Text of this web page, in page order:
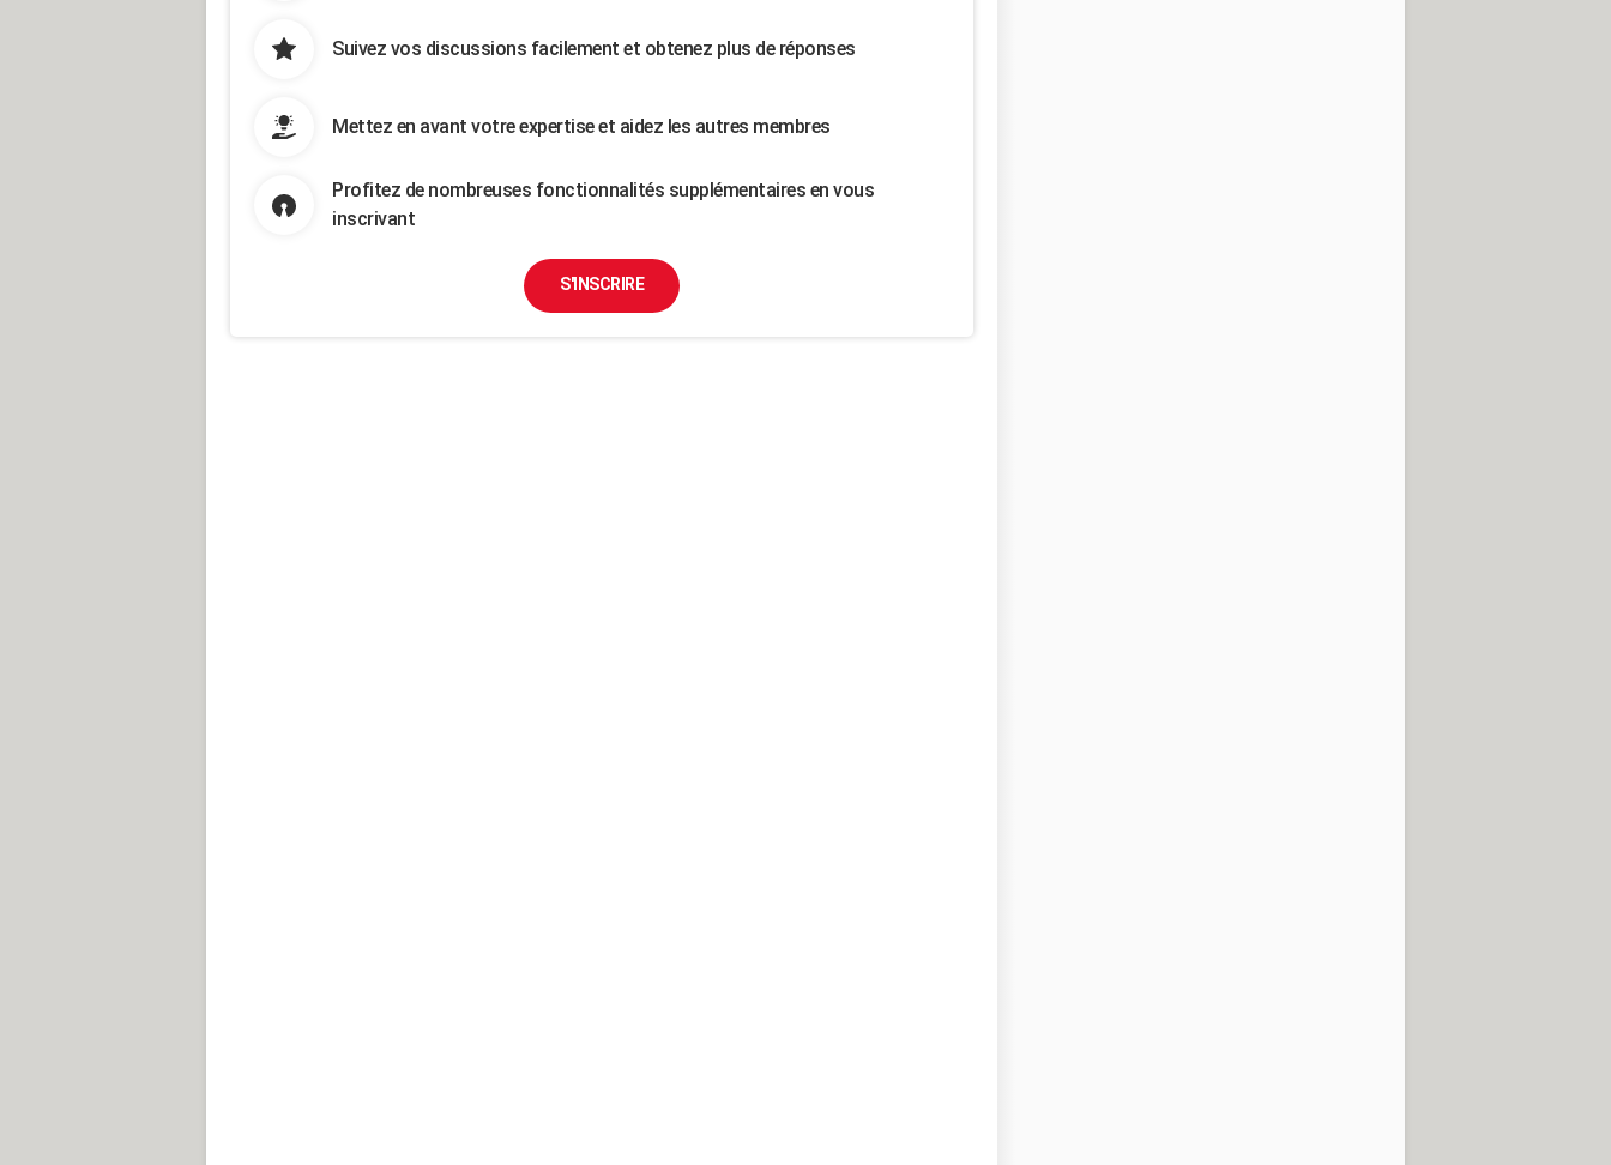
Suivez vos discussions facilement et obtenez plus de réponses
Mettez en avant votre expertise et aidez les autres membres
Profitez de nombreuses fonctionnalités supplémentaires en vous
inscrivant
S'INSCRIRE